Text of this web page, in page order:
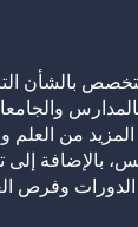
بالشأن
من العلم
بالإضافة
الدورات وفرص